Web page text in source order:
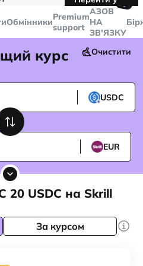
Telegram
ОбмінникиPremium
support
🤙
AЗОВ
НА
ЗВ'ЯЗКУ
курс Очистити
USDC
EUR
20 USDC на Skrill
За курсом